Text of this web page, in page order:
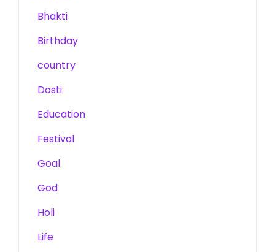
Bhakti
Birthday
country
Dosti
Education
Festival
Goal
God
Holi
Life